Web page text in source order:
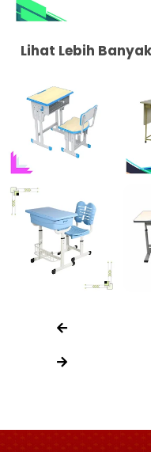
Lihat Lebih